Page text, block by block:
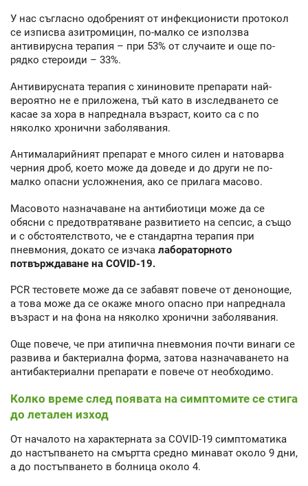
У нас съгласно одобреният от инфекционисти протокол
се изписва азитромицин, по-малко се използва
антивирусна терапия – при 53% от случаите и още по-
рядко стероиди – 33%.
Антивирусната терапия с хининовите препарати най-
вероятно не е приложена, тъй като в изследването се
касае за хора в напреднала възраст, които са с по
няколко хронични заболявания.
Антималарийният препарат е много силен и натоварва
черния дроб, което може да доведе и до други не по-
малко опасни усложнения, ако се прилага масово.
Масовото назначаване на антибиотици може да се
обясни с предотвратяване развитието на сепсис, а също
и с обстоятелството, че е стандартна терапия при
пневмония, докато се изчака лабораторното
потвърждаване на COVID-19.
PCR тестовете може да се забавят повече от денонощие,
а това може да се окаже много опасно при напреднала
възраст и на фона на няколко хронични заболявания.
Още повече, че при атипична пневмония почти винаги се
развива и бактериална форма, затова назначаването на
антибактериални препарати е повече от необходимо.
Колко време след появата на симптомите се стига
до летален изход
От началото на характерната за COVID-19 симптоматика
до настъпването на смъртта средно минават около 9 дни,
а до постъпването в болница около 4.